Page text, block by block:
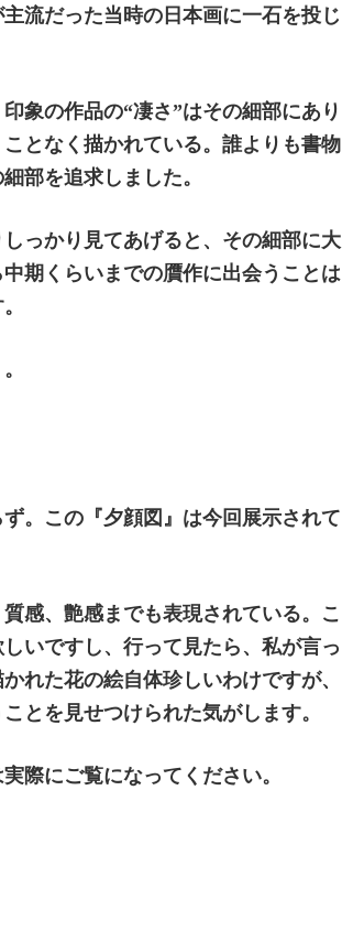
流だった当時の日本画に一石を投じ
象の作品の“凄さ”はその細部にあり
となく描かれている。誰よりも書物
部を追求しました。
っかり見てあげると、その細部に大
期くらいまでの贋作に出会うことは
。この『夕顔図』は今回展示されて
感、艶感までも表現されている。こ
いですし、行って見たら、私が言っ
れた花の絵自体珍しいわけですが、
とを見せつけられた気がします。
際にご覧になってください。